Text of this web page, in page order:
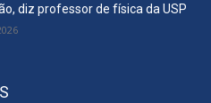
diz professor de física da USP